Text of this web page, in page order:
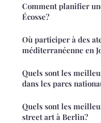
Comment planifier
Écosse?
Où participer à des
méditerranéenne en
Quels sont les
dans les parcs
Quels sont les
street art à Berlin?